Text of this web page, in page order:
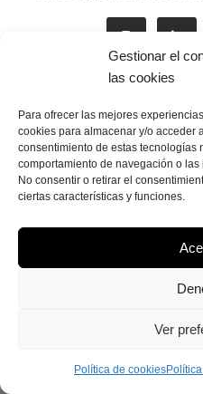
Gestionar el
las cookies
Para ofrecer las mejores
cookies para almacenar y/o acceder
consentimiento de estas tecnologías
comportamiento de navegación o
No consentir o retirar el
ciertas características y funciones.
Ver
Política de cookies
Laila Victoria